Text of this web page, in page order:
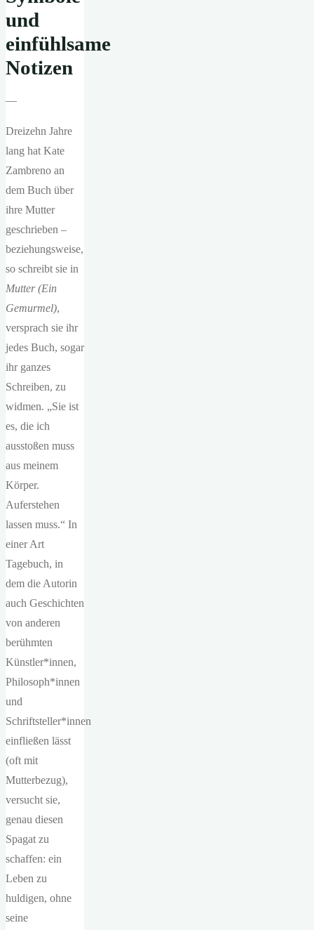
und
einfühlsame
Notizen
—
Dreizehn Jahre
lang hat Kate
Zambreno an
dem Buch über
ihre Mutter
geschrieben –
beziehungsweise,
so schreibt sie in
Mutter (Ein
Gemurmel),
versprach sie ihr
jedes Buch, sogar
ihr ganzes
Schreiben, zu
widmen. „Sie ist
es, die ich
ausstoßen muss
aus meinem
Körper.
Auferstehen
lassen muss.“ In
einer Art
Tagebuch, in
dem die Autorin
auch Geschichten
von anderen
berühmten
Künstler*innen,
Philosoph*innen
und
Schriftsteller*innen
einfließen lässt
(oft mit
Mutterbezug),
versucht sie,
genau diesen
Spagat zu
schaffen: ein
Leben zu
huldigen, ohne
seine